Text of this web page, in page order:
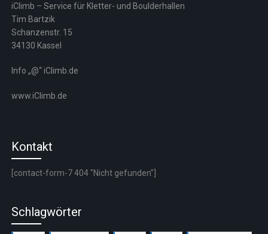
iClimb – Service für Kletter- und Boulderhallen
Tim Bartzik
Schanzenstr. 15
34130 Kassel
Info „@“ iClimb.de
www.iClimb.de
Kontakt
[contact-form-7 404 "Nicht gefunden"]
Schlagwörter